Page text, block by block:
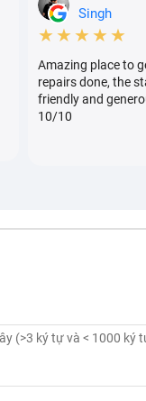
Singh
★★★★★
Amazing place to
repairs done, the
friendly and
10/10